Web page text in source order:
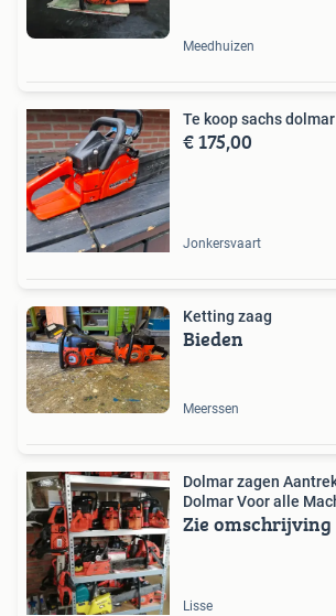
Meedhuizen
Te koop sachs dolmar
€ 175,00
Jonkersvaart
Ketting zaag
Bieden
Meerssen
Dolmar zagen Aantrek
Dolmar Voor alle
Zie omschrijving
Lisse